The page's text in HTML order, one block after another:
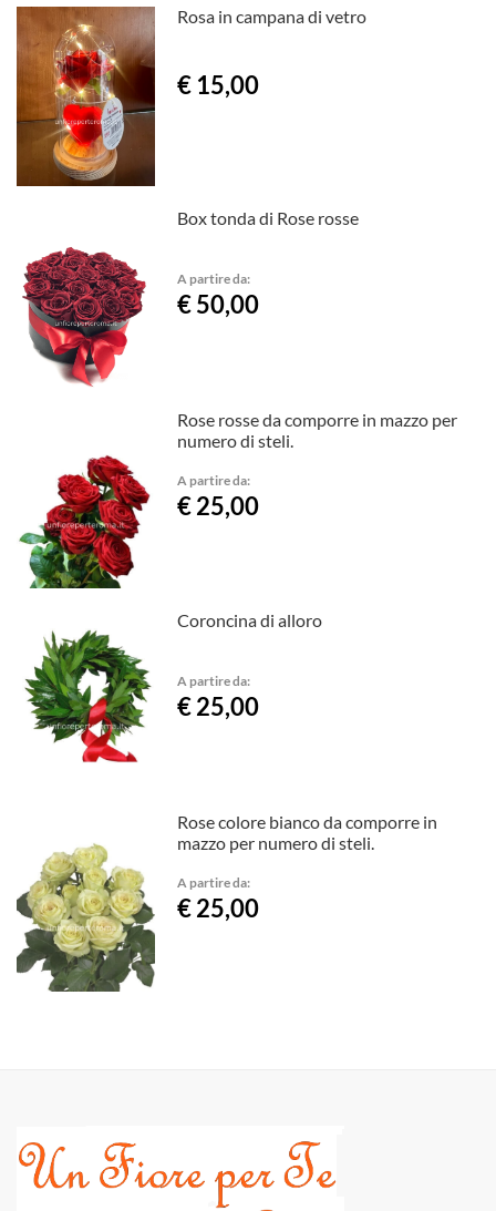
Rosa in campana di vetro
€ 15,00
Box tonda di Rose rosse
A partire da:
€ 50,00
Rose rosse da comporre in mazzo per
numero di steli.
A partire da:
€ 25,00
Coroncina di alloro
A partire da:
€ 25,00
Rose colore bianco da comporre in
mazzo per numero di steli.
A partire da:
€ 25,00